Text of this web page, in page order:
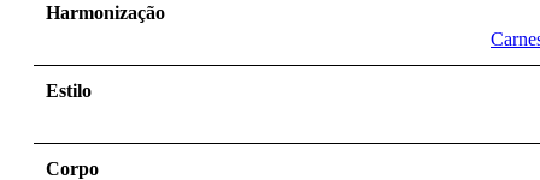
Harmonização
Estilo
Corpo